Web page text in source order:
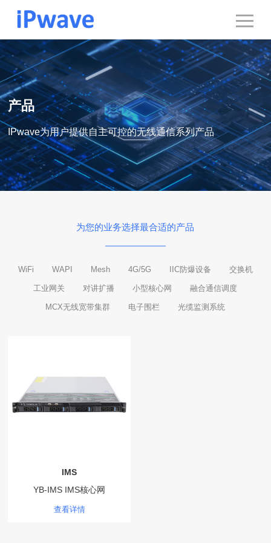
产品
IPwave为用户提供自主可控的无线通信系列产品
为您的业务选择最合适的产品
WiFi WAPI Mesh 4G/5G IIC防爆设备 交换机
工业网关 对讲扩播 小型核心网 融合通信调度
MCX无线宽带集群 电子围栏 光缆监测系统
IMS
YB-IMS IMS核心网
查看详情